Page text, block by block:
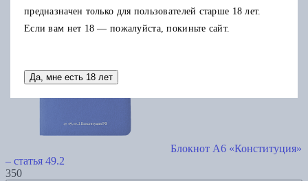
Блокнот А6 «Конституция»
– статья 49.2
350
предназначен только для пользователей старше 18 лет.
Если вам нет 18 — пожалуйста, покиньте сайт.
Да, мне есть 18 лет